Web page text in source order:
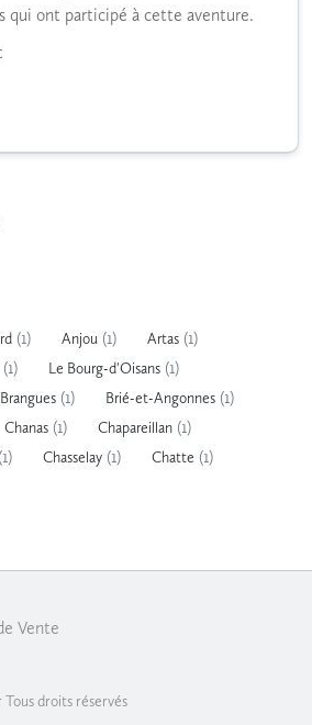
(1) Anjou (1) Artas (1)
(1) Le Bourg-d'Oisans (1)
Brangues (1) Brié-et-Angonnes (1)
Chanas (1) Chapareillan (1)
Chasselay (1) Chatte (1)
qui ont participé à cette aventure.
Vente
droits réservés